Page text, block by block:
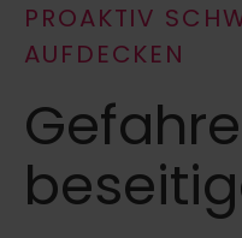
PROAKTIV
AUFDECKEN